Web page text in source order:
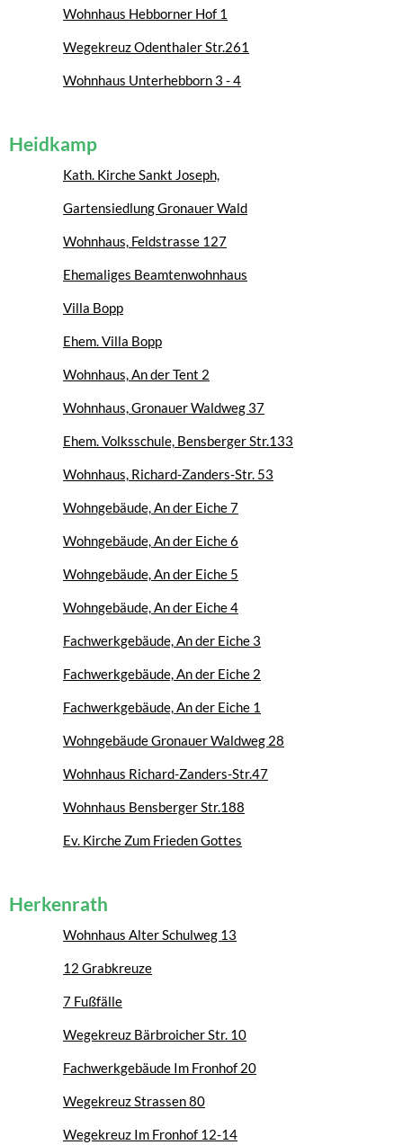
Wohnhaus Hebborner Hof 1
Wegekreuz Odenthaler Str.261
Wohnhaus Unterhebborn 3 - 4
Heidkamp
Kath. Kirche Sankt Joseph,
Gartensiedlung Gronauer Wald
Wohnhaus, Feldstrasse 127
Ehemaliges Beamtenwohnhaus
Villa Bopp
Ehem. Villa Bopp
Wohnhaus, An der Tent 2
Wohnhaus, Gronauer Waldweg 37
Ehem. Volksschule, Bensberger Str.133
Wohnhaus, Richard-Zanders-Str. 53
Wohngebäude, An der Eiche 7
Wohngebäude, An der Eiche 6
Wohngebäude, An der Eiche 5
Wohngebäude, An der Eiche 4
Fachwerkgebäude, An der Eiche 3
Fachwerkgebäude, An der Eiche 2
Fachwerkgebäude, An der Eiche 1
Wohngebäude Gronauer Waldweg 28
Wohnhaus Richard-Zanders-Str.47
Wohnhaus Bensberger Str.188
Ev. Kirche Zum Frieden Gottes
Herkenrath
Wohnhaus Alter Schulweg 13
12 Grabkreuze
7 Fußfälle
Wegekreuz Bärbroicher Str. 10
Fachwerkgebäude Im Fronhof 20
Wegekreuz Strassen 80
Wegekreuz Im Fronhof 12-14